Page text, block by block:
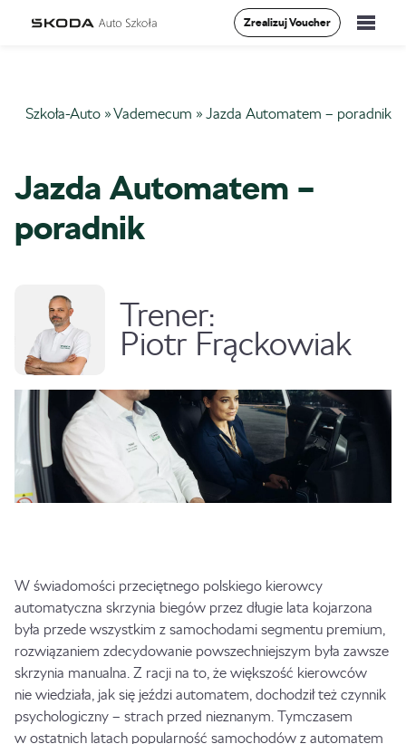
Zrealizuj Voucher
Vademecum
Szkoła-Auto »Vademecum » Jazda Automatem – poradnik
Jazda Automatem –
poradnik
Trener:
Piotr Frąckowiak
W świadomości przeciętnego polskiego kierowcy
automatyczna skrzynia biegów przez długie lata kojarzona
była przede wszystkim z samochodami segmentu premium,
rozwiązaniem zdecydowanie powszechniejszym była zawsze
skrzynia manualna. Z racji na to, że większość kierowców
nie wiedziała, jak się jeździ automatem, dochodził też czynnik
psychologiczny – strach przed nieznanym. Tymczasem
w ostatnich latach popularność samochodów z automatem